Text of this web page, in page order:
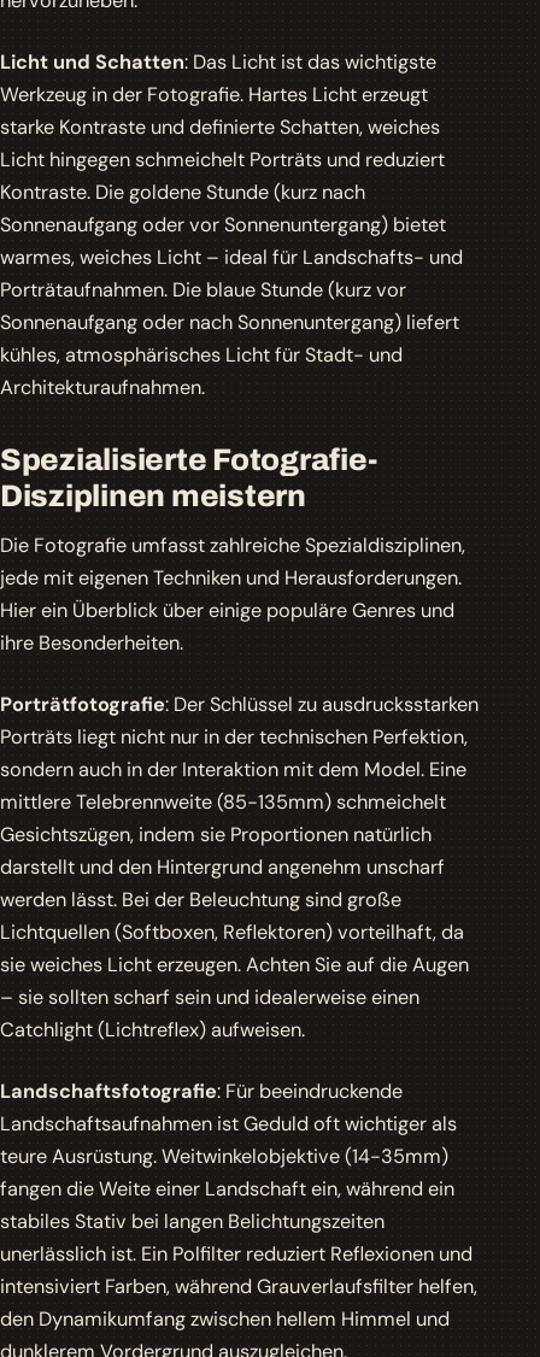
Licht und Schatten: Das Licht ist das wichtigste
Werkzeug in der Fotografie. Hartes Licht erzeugt
starke Kontraste und definierte Schatten, weiches
Licht hingegen schmeichelt Porträts und reduziert
Kontraste. Die goldene Stunde (kurz nach
Sonnenaufgang oder vor Sonnenuntergang) bietet
warmes, weiches Licht – ideal für Landschafts- und
Porträtaufnahmen. Die blaue Stunde (kurz vor
Sonnenaufgang oder nach Sonnenuntergang) liefert
kühles, atmosphärisches Licht für Stadt- und
Architekturaufnahmen.
Spezialisierte Fotografie-
Disziplinen meistern
Die Fotografie umfasst zahlreiche Spezialdisziplinen,
jede mit eigenen Techniken und Herausforderungen.
Hier ein Überblick über einige populäre Genres und
ihre Besonderheiten.
Porträtfotografie: Der Schlüssel zu ausdrucksstarken
Porträts liegt nicht nur in der technischen Perfektion,
sondern auch in der Interaktion mit dem Model. Eine
mittlere Telebrennweite (85-135mm) schmeichelt
Gesichtszügen, indem sie Proportionen natürlich
darstellt und den Hintergrund angenehm unscharf
werden lässt. Bei der Beleuchtung sind große
Lichtquellen (Softboxen, Reflektoren) vorteilhaft, da
sie weiches Licht erzeugen. Achten Sie auf die Augen
– sie sollten scharf sein und idealerweise einen
Catchlight (Lichtreflex) aufweisen.
Landschaftsfotografie: Für beeindruckende
Landschaftsaufnahmen ist Geduld oft wichtiger als
teure Ausrüstung. Weitwinkelobjektive (14-35mm)
fangen die Weite einer Landschaft ein, während ein
stabiles Stativ bei langen Belichtungszeiten
unerlässlich ist. Ein Polfilter reduziert Reflexionen und
intensiviert Farben, während Grauverlaufsfilter helfen,
den Dynamikumfang zwischen hellem Himmel und
dunklerem Vordergrund auszugleichen.